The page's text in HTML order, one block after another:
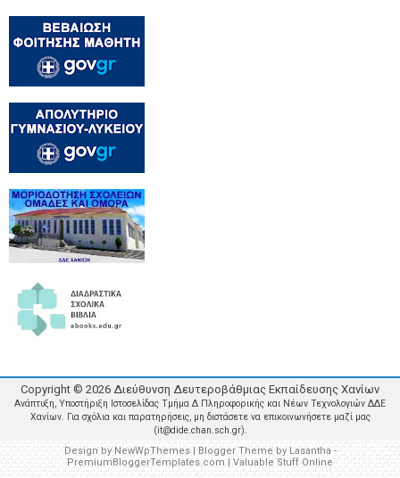
Copyright © 2026 Διεύθυνση Δευτεροβάθμιας Εκπαίδευσης Χανίων
Ανάπτυξη, Υποστήριξη Ιστοσελίδας Τμήμα Δ Πληροφορικής και Νέων Τεχνολογιών ΔΔΕ
Χανίων. Για σχόλια και παρατηρήσεις, μη διστάσετε να επικοινωνήσετε μαζί μας
(it@dide.chan.sch.gr).
Design byNewWpThemes| Blogger Theme byLasantha-
PremiumBloggerTemplates.com |Valuable Stuff Online